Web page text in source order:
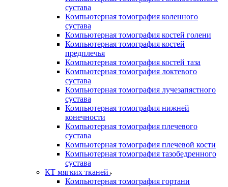
сустава
Компьютерная томография коленного
сустава
Компьютерная томография костей голени
Компьютерная томография костей
предплечья
Компьютерная томография костей таза
Компьютерная томография локтевого
сустава
Компьютерная томография лучезапястного
сустава
Компьютерная томография нижней
конечности
Компьютерная томография плечевого
сустава
Компьютерная томография плечевой кости
Компьютерная томография тазобедренного
сустава
КТ мягких тканей
Компьютерная томография гортани